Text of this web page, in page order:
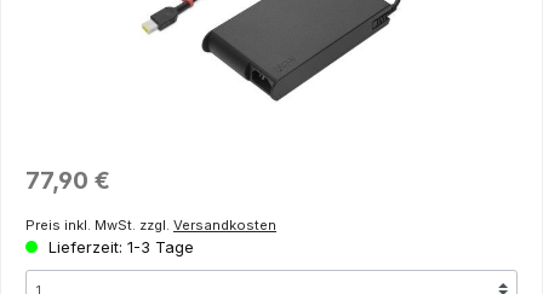
Regulärer Preis:
77,90 €
Preis inkl. MwSt. zzgl. Versandkosten
Lieferzeit: 1-3 Tage